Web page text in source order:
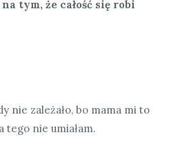
tym, że całość się robi
nie zależało, bo mama mi to
tego nie umiałam.